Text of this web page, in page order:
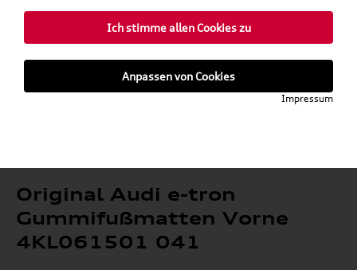
» »
Komfort & Schutz »
Original Audi e-tron
Gummifußmatten Vorne
4KL061501 041
Ich stimme allen Cookies zu
Anpassen von Cookies
Impressum